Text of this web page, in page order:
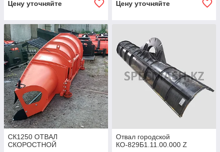
Цену уточняйте Цену уточняйте
СК1250 ОТВАЛ
СКОРОСТНОЙ
Отвал городской
КО-829Б1.11.00.000 Z